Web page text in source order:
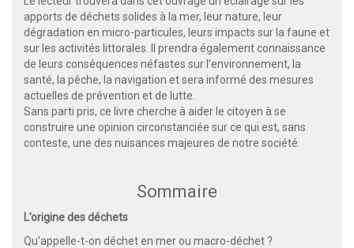
apports de déchets solides à la mer, leur nature, leur
dégradation en micro-particules, leurs impacts sur la faune et
sur les activités littorales. Il prendra également connaissance
de leurs conséquences néfastes sur l’environnement, la
santé, la pêche, la navigation et sera informé des mesures
actuelles de prévention et de lutte.
Sans parti pris, ce livre cherche à aider le citoyen à se
construire une opinion circonstanciée sur ce qui est, sans
conteste, une des nuisances majeures de notre société.
Sommaire
L’origine des déchets
Qu’appelle-t-on déchet en mer ou macro-déchet ?